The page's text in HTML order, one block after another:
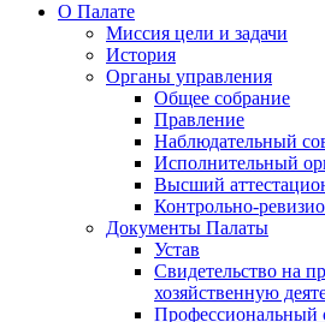
О Палате
Миссия цели и задачи
История
Органы управления
Общее собрание
Правление
Наблюдательный
Исполнительный
Высший
Контрольно-
Документы Палаты
Устав
Свидетельство на
хозяйственную
Профессиональный